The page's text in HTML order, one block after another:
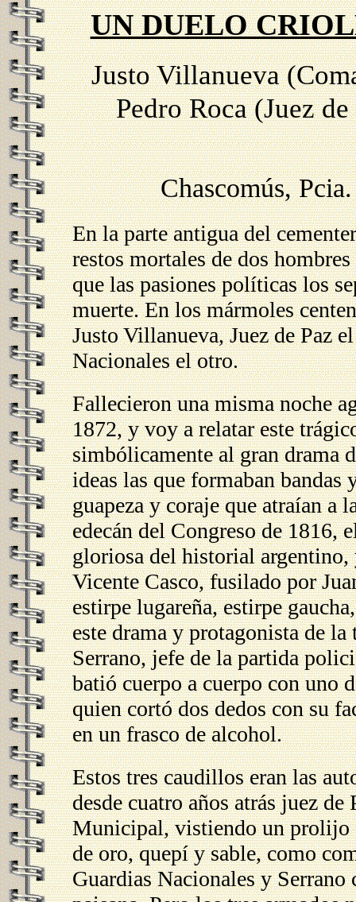
UN DUELO
Justo Villanueva
Pedro Roca (Juez
Chascomús,
En la parte antigua del
restos mortales de dos
que las pasiones políticas los
muerte. En los mármoles
Justo Villanueva, Juez de Paz
Nacionales el otro.
Fallecieron una misma noche
1872, y voy a relatar este
simbólicamente al gran drama
ideas las que formaban
guapeza y coraje que atraían a
edecán del Congreso de 1816,
gloriosa del historial argentino,
Vicente Casco, fusilado por
estirpe lugareña, estirpe
este drama y protagonista de la
Serrano, jefe de la partida
batió cuerpo a cuerpo con uno
quien cortó dos dedos con su
en un frasco de alcohol.
Estos tres caudillos eran las
desde cuatro años atrás juez
Municipal, vistiendo un prolijo
de oro, quepí y sable, como
Guardias Nacionales y